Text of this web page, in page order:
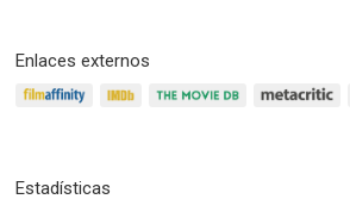
Enlaces externos
Estadísticas